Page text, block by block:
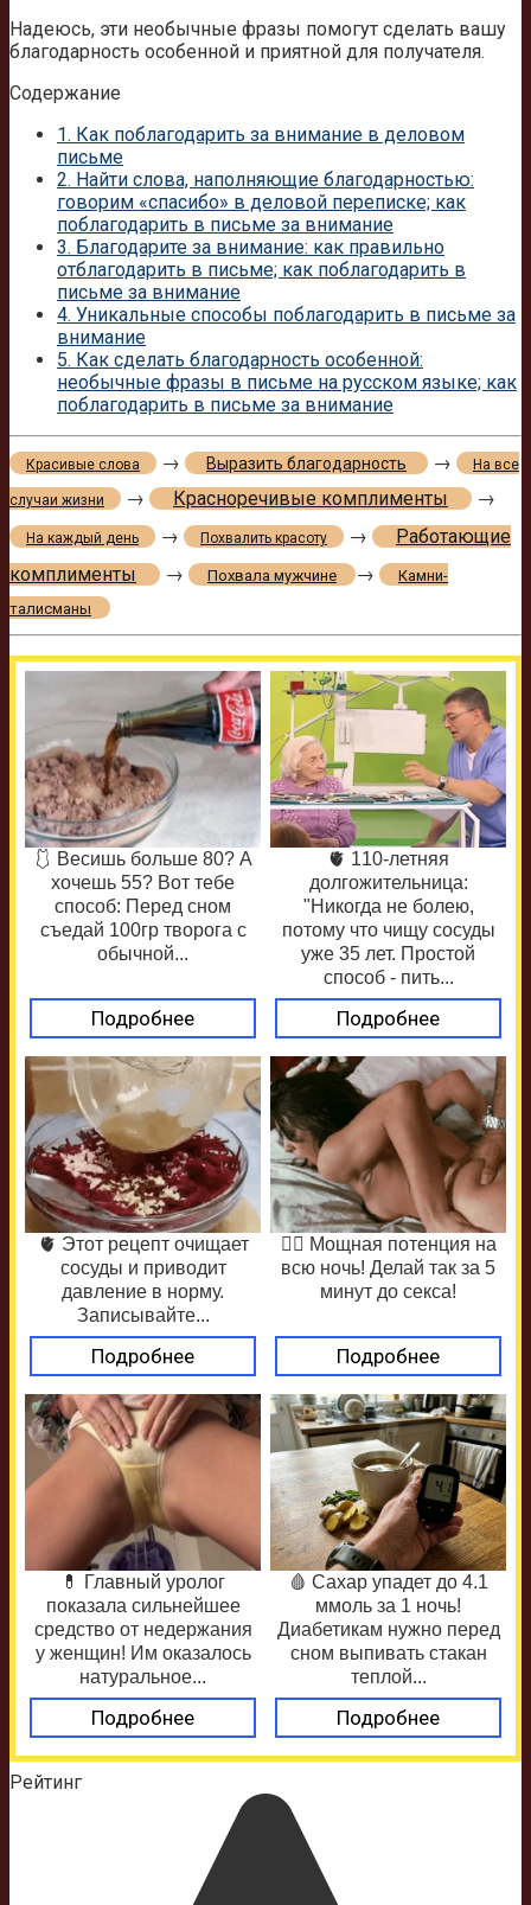
Надеюсь, эти необычные фразы помогут сделать вашу
благодарность особенной и приятной для получателя.
Содержание
1. Как поблагодарить за внимание в деловом
письме
2. Найти слова, наполняющие благодарностью:
говорим «спасибо» в деловой переписке; как
поблагодарить в письме за внимание
3. Благодарите за внимание: как правильно
отблагодарить в письме; как поблагодарить в
письме за внимание
4. Уникальные способы поблагодарить в письме за
внимание
5. Как сделать благодарность особенной:
необычные фразы в письме на русском языке; как
поблагодарить в письме за внимание
Красивые слова → Выразить благодарность → На все
случаи жизни → Красноречивые комплименты →
На каждый день → Похвалить красоту →
Работающие
комплименты
→ Похвала мужчине →
Камни-
талисманы
🩱 Весишь больше 80? А
хочешь 55? Вот тебе
способ: Перед сном
съедай 100гр творога с
обычной...
Подробнее
🫀 110-летняя
долгожительница:
"Никогда не болею,
потому что чищу сосуды
уже 35 лет. Простой
способ - пить...
Подробнее
🫀 Этот рецепт очищает
сосуды и приводит
давление в норму.
Записывайте...
Подробнее
❤️‍🔥 Мощная потенция на
всю ночь! Делай так за 5
минут до секса!
Подробнее
💊 Главный уролог
показала сильнейшее
средство от недержания
у женщин! Им оказалось
натуральное...
Подробнее
🩸 Сахар упадет до 4.1
ммоль за 1 ночь!
Диабетикам нужно перед
сном выпивать стакан
теплой...
Подробнее
Рейтинг